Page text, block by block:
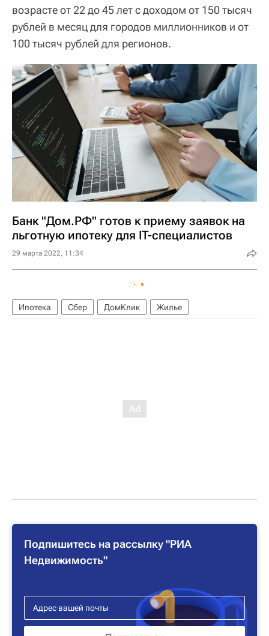
возрасте от 22 до 45 лет с доходом от 150 тысяч
рублей в месяц для городов миллионников и от
100 тысяч рублей для регионов.
Банк "Дом.РФ" готов к приему заявок на
льготную ипотеку для IT-специалистов
29 марта 2022, 11:34
Ипотека Сбер ДомКлик Жилье
Подпишитесь на рассылку "РИА
Недвижимость"